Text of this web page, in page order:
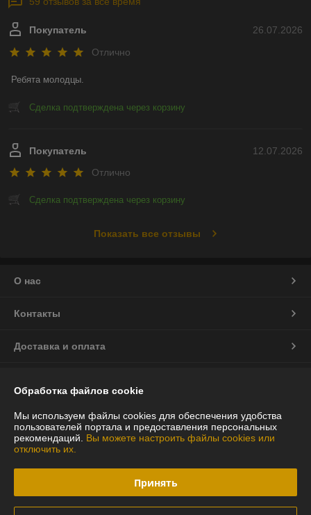
26.07.2026
Покупатель
Отлично
Ребята молодцы.
Сделка подтверждена через корзину
12.07.2026
Покупатель
Отлично
Сделка подтверждена через корзину
Показать все отзывы
О нас
Контакты
Доставка и оплата
Полная версия сайта
Политика обработки cookies
Обработка файлов cookie
Мы используем файлы cookies для обеспечения удобства
пользователей портала и предоставления персональных
рекомендаций. Вы можете настроить файлы cookies или
отключить их.
Принять